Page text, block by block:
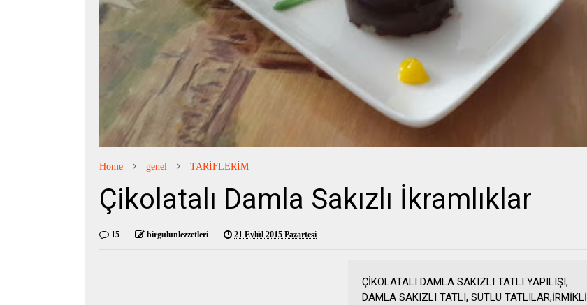
Home genel TARİFLERİM
Çikolatalı Damla Sakızlı İkramlıklar
15 birgulunlezzetleri 21 Eylül 2015 Pazartesi
ÇİKOLATALI DAMLA SAKIZLI TATLI YAPILIŞI,
DAMLA SAKIZLI TATLI, SÜTLÜ TATLILAR,İRMİKLİ